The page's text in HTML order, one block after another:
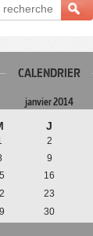
CALENDRIER
janvier 2014
J
2
9
16
23
30